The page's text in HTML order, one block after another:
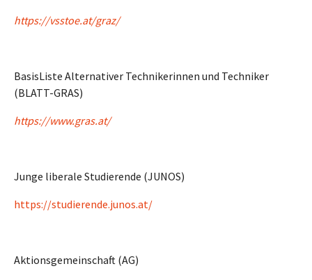
https://vsstoe.at/graz/
BasisListe Alternativer Technikerinnen und Techniker
(BLATT-GRAS)
https://www.gras.at/
Junge liberale Studierende (JUNOS)
https://studierende.junos.at/
Aktionsgemeinschaft (AG)